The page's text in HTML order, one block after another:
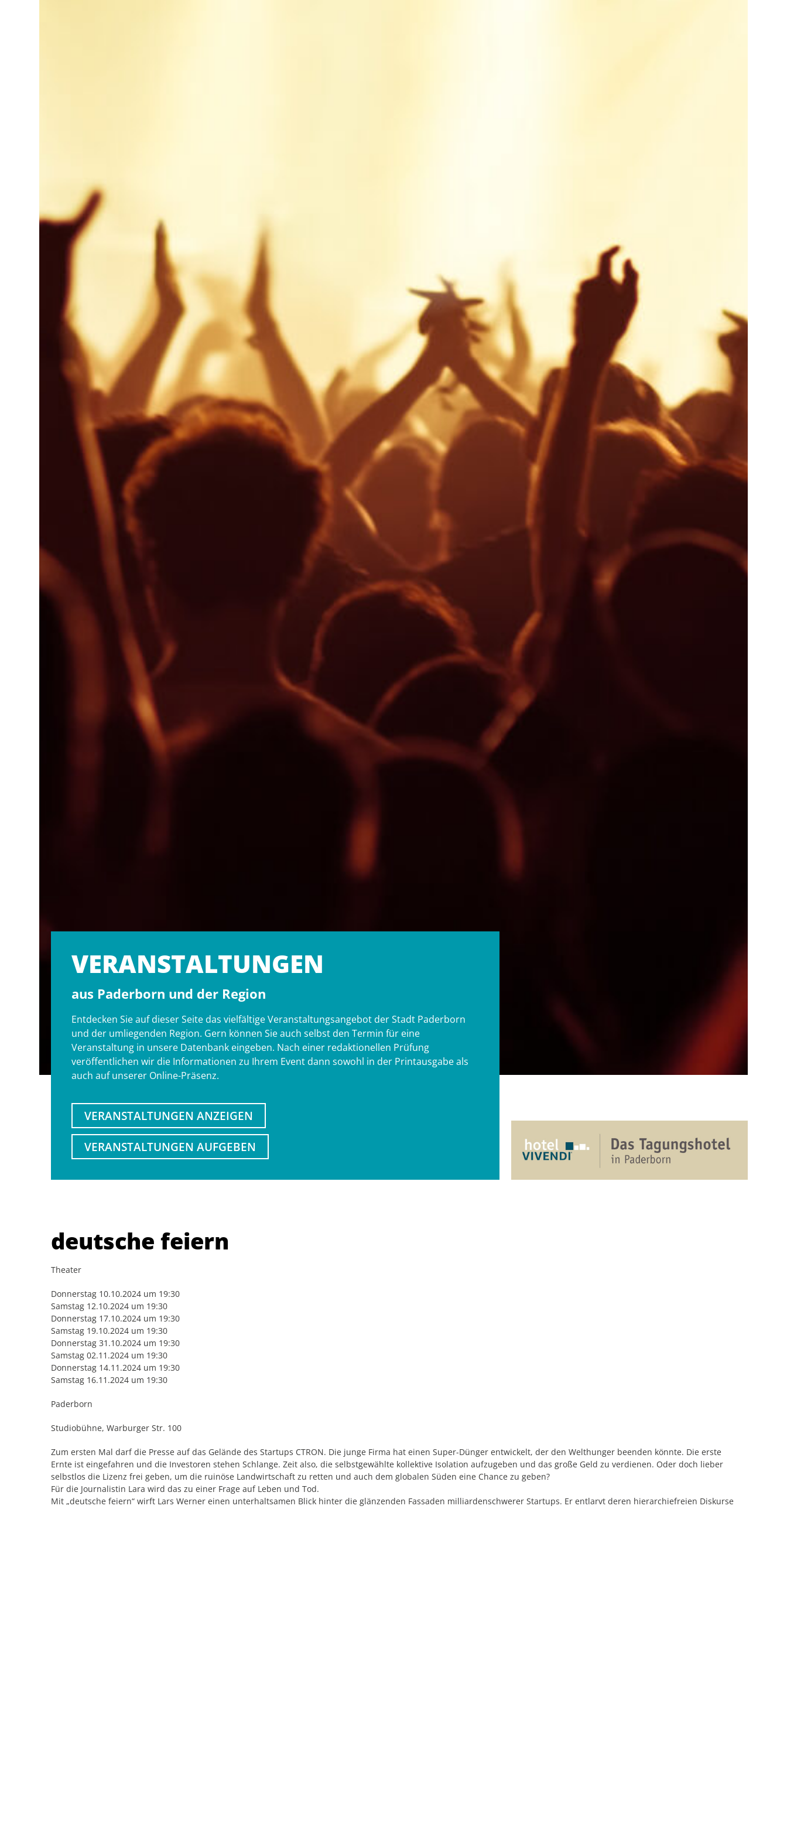
VERANSTALT­UNGEN
aus Paderborn und der Region
Entdecken Sie auf dieser Seite das vielfältige Veranstaltungsangebot der Stadt Paderborn
und der umliegenden Region. Gern können Sie auch selbst den Termin für eine
Veranstaltung in unsere Datenbank eingeben. Nach einer redaktionellen Prüfung
veröffentlichen wir die Informationen zu Ihrem Event dann sowohl in der Printausgabe als
auch auf unserer Online-Präsenz.
VERANSTALTUNGEN ANZEIGEN
VERANSTALTUNGEN AUFGEBEN
deutsche feiern
Theater
Donnerstag 10.10.2024 um 19:30
Samstag 12.10.2024 um 19:30
Donnerstag 17.10.2024 um 19:30
Samstag 19.10.2024 um 19:30
Donnerstag 31.10.2024 um 19:30
Samstag 02.11.2024 um 19:30
Donnerstag 14.11.2024 um 19:30
Samstag 16.11.2024 um 19:30
Paderborn
Studiobühne, Warburger Str. 100
Zum ersten Mal darf die Presse auf das Gelände des Startups CTRON. Die junge Firma hat einen Super-Dünger entwickelt, der den Welthunger beenden könnte. Die erste
Ernte ist eingefahren und die Investoren stehen Schlange. Zeit also, die selbstgewählte kollektive Isolation aufzugeben und das große Geld zu verdienen. Oder doch lieber
selbstlos die Lizenz frei geben, um die ruinöse Landwirtschaft zu retten und auch dem globalen Süden eine Chance zu geben?
Für die Journalistin Lara wird das zu einer Frage auf Leben und Tod.
Mit „deutsche feiern“ wirft Lars Werner einen unterhaltsamen Blick hinter die glänzenden Fassaden milliardenschwerer Startups. Er entlarvt deren hierarchiefreien Diskurse